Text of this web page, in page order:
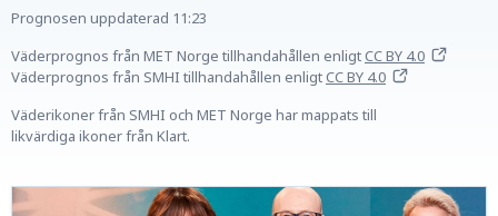
Prognosen uppdaterad 11:23
Väderprognos från MET Norge tillhandahållen enligtCC BY 4.0
Väderprognos från SMHI tillhandahållen enligtCC BY 4.0
Väderikoner från SMHI och MET Norge har mappats till
likvärdiga ikoner från Klart.